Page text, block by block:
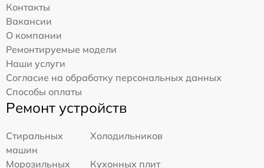
Контакты
Вакансии
О компании
Ремонтируемые модели
Наши услуги
Согласие на обработку персональных данных
Способы оплаты
Ремонт устройств
Стиральных
машин
Холодильников
Морозильных
Кухонных плит